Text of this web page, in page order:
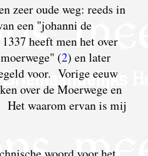
zeer oude weg: reeds in
een "johanni de
heeft men het over
(2) en later
voor. Vorige eeuw
over de Moerwege en
Het waarom ervan is mij